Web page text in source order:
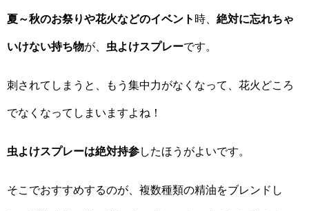
夏～秋のお祭りや花火などのイベント 時、 絶対に忘れちゃ
いけない持ち物が、 虫よけスプレーです。
刺されてしまうと、もう集中力がなくなって、花火どころ
でなくなってしまいますよね！
虫よけスプレーは絶対持参したほうがよいです。
そこでおすすめするのが、複数種類の精油をブレンドし